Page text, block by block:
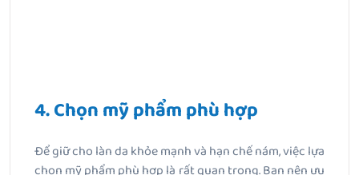
4. Chọn mỹ phẩm phù hợp
Để giữ cho làn da khỏe mạnh và hạn chế nám, việc lựa
chọn mỹ phẩm phù hợp là rất quan trọng. Bạn nên ưu